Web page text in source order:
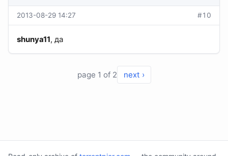
2013-08-29 14:27 #10
shunya11, да
page 1 of 2 next ›